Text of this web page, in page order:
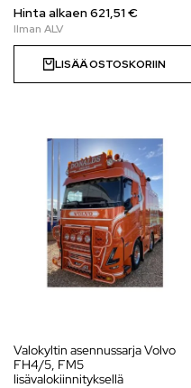
Hinta alkaen621,51€
LISÄÄ OSTOSKORIIN
Valokyltin asennussarja Volvo
FH4/5, FM5
lisävalokiinnityksellä